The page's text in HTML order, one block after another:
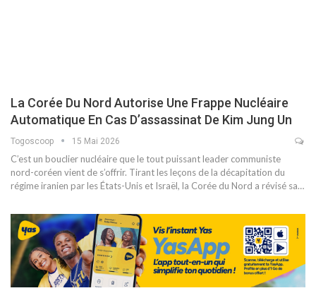
La Corée Du Nord Autorise Une Frappe Nucléaire
Automatique En Cas D’assassinat De Kim Jung Un
Togoscoop 15 Mai 2026
C’est un bouclier nucléaire que le tout puissant leader communiste
nord-coréen vient de s’offrir. Tirant les leçons de la décapitation du
régime iranien par les États-Unis et Israël, la Corée du Nord a révisé sa…